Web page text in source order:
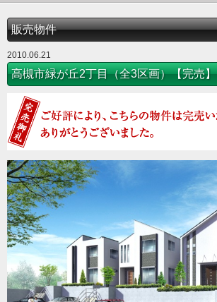
販売物件
2010.06.21
高槻市緑が丘2丁目（全3区画）【完売】